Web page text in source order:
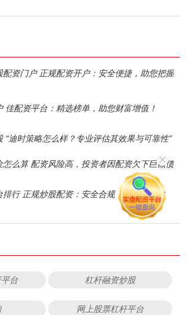
配资门户 正规配资开户：安全便捷，助您把握
佳配资平台：精选榜单，助您财富增值！
“迪时策略怎么样？专业评估其效果与可靠性”
怎么算 配资风险高，投资者因配资欠下巨额债
排行 正规炒股配资：安全合规，助您稳健盈
台 杠杆融资炒股
网上股票杠杆平台